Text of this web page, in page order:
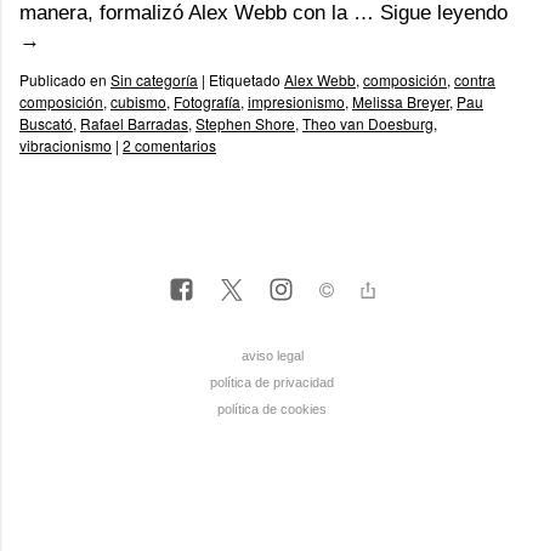
manera, formalizó Alex Webb con la … Sigue leyendo
→
Publicado en Sin categoría | Etiquetado Alex Webb, composición, contra
composición, cubismo, Fotografía, impresionismo, Melissa Breyer, Pau
Buscató, Rafael Barradas, Stephen Shore, Theo van Doesburg,
vibracionismo | 2 comentarios
aviso legal
política de privacidad
política de cookies